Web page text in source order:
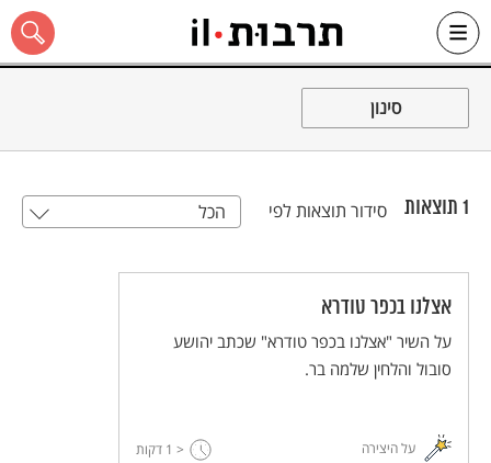
Skip
כל האתר
סינון
1 תוצאות סידור תוצאות לפי הכל
אצלנו בכפר טודרא
על השיר "אצלנו בכפר טודרא" שכתב יהושע
סובול והלחין שלמה בר.
על היצירה < 1 דקות